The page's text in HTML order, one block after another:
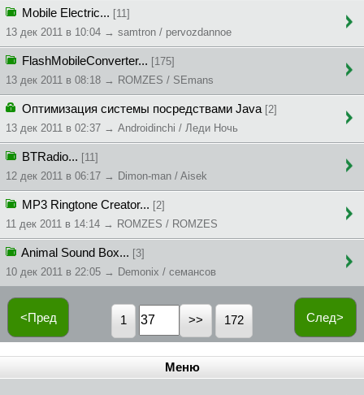
Mobile Electric... [11]
13 дек 2011 в 10:04 → samtron / pervozdannoe
FlashMobileConverter... [175]
13 дек 2011 в 08:18 → ROMZES / SEmans
Оптимизация системы посредствами Java [2]
13 дек 2011 в 02:37 → Androidinchi / Леди Ночь
BTRadio... [11]
12 дек 2011 в 06:17 → Dimon-man / Aisek
MP3 Ringtone Creator... [2]
11 дек 2011 в 14:14 → ROMZES / ROMZES
Animal Sound Box... [3]
10 дек 2011 в 22:05 → Demonix / ceмaнcoв
<Пред След>
1 172
Меню